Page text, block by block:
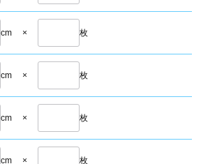
cm × 枚
cm × 枚
cm × 枚
cm × 枚